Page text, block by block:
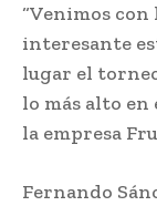
“Venimos con
interesante
lugar el
lo más alto en
la empresa
Fernando